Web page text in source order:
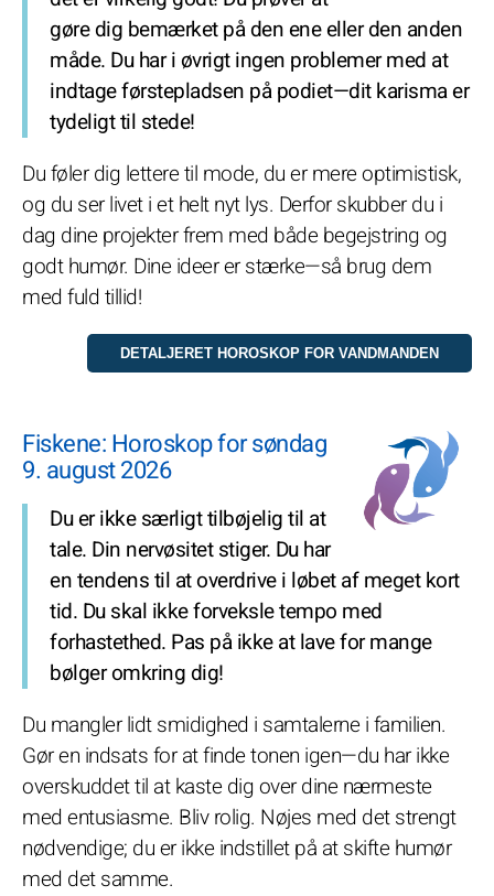
gøre dig bemærket på den ene eller den anden
måde. Du har i øvrigt ingen problemer med at
indtage førstepladsen på podiet—dit karisma er
tydeligt til stede!
Du føler dig lettere til mode, du er mere optimistisk,
og du ser livet i et helt nyt lys. Derfor skubber du i
dag dine projekter frem med både begejstring og
godt humør. Dine ideer er stærke—så brug dem
med fuld tillid!
Fiskene: Horoskop for søndag
9. august 2026
Du er ikke særligt tilbøjelig til at
tale. Din nervøsitet stiger. Du har
en tendens til at overdrive i løbet af meget kort
tid. Du skal ikke forveksle tempo med
forhastethed. Pas på ikke at lave for mange
bølger omkring dig!
Du mangler lidt smidighed i samtalerne i familien.
Gør en indsats for at finde tonen igen—du har ikke
overskuddet til at kaste dig over dine nærmeste
med entusiasme. Bliv rolig. Nøjes med det strengt
nødvendige; du er ikke indstillet på at skifte humør
med det samme.